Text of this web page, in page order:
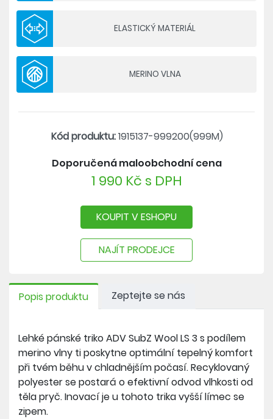
- příjemný a funkční materiál kombinující
recyklovaný polyester a merino vlnu
- vyšší límec se zipem a příjemnou meshovou
podšívkou pro vyšší komfort
- dlouhé rukávy s otvory na palce
ELASTICKÝ MATERIÁL
MERINO VLNA
Kód produktu:1915137-999200(999M)
Doporučená maloobchodní cena
1 990 Kč s DPH
KOUPIT V ESHOPU
NAJÍT PRODEJCE
Popis produktu Zeptejte se nás
Lehké pánské triko ADV SubZ Wool LS 3 s podílem
merino vlny ti poskytne optimální tepelný komfort
při tvém běhu v chladnějším počasí. Recyklovaný
polyester se postará o efektivní odvod vlhkosti od
těla pryč. Inovací je u tohoto trika vyšší límec se
zipem.